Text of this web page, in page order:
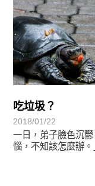
吃垃圾？
2018/01/22
一日，弟子臉色沉
惱，不知該怎麼辦。